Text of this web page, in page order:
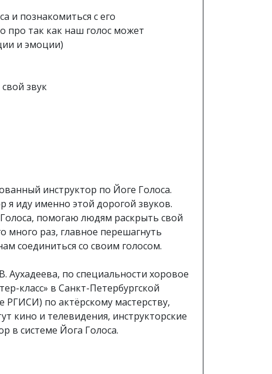
и познакомиться с его
про так как наш голос может
и эмоции)
звук
инструктор по Йоге Голоса.
я иду именно этой дорогой звуков.
помогаю людям раскрыть свой
много раз, главное перешагнуть
соединиться со своим голосом.
по специальности хоровое
класс» в Санкт-Петербургской
РГИСИ) по актёрскому мастерству,
кино и телевидения, инструкторские
в системе Йога Голоса.